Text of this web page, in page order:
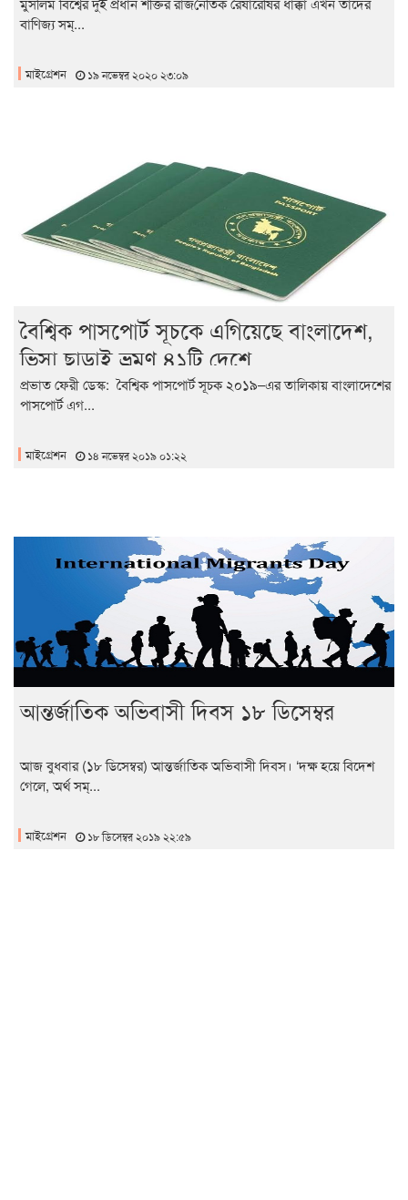
বাণিজ্য সম্...
মাইগ্রেশন ১৯ নভেম্বর ২০২০ ২৩:০৯
বৈশ্বিক পাসপোর্ট সূচকে এগিয়েছে বাংলাদেশ,
ভিসা ছাড়াই ভ্রমণ ৪১টি দেশে
প্রভাত ফেরী ডেস্ক: বৈশ্বিক পাসপোর্ট সূচক ২০১৯–এর তালিকায় বাংলাদেশের
পাসপোর্ট এগ...
মাইগ্রেশন ১৪ নভেম্বর ২০১৯ ০১:২২
আন্তর্জাতিক অভিবাসী দিবস ১৮ ডিসেম্বর
আজ বুধবার (১৮ ডিসেম্বর) আন্তর্জাতিক অভিবাসী দিবস। ‘দক্ষ হয়ে বিদেশ
গেলে, অর্থ সম্...
মাইগ্রেশন ১৮ ডিসেম্বর ২০১৯ ২২:৫৯